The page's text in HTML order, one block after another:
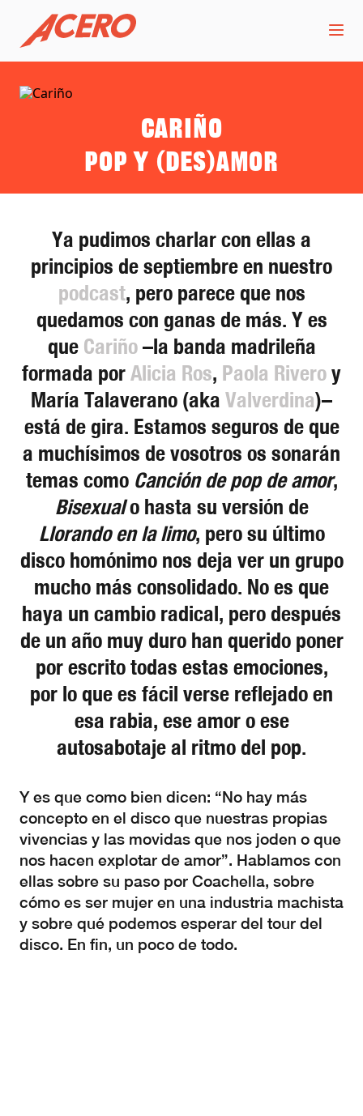
Cariño
Pop y (des)amor
Ya pudimos charlar con ellas a
principios de septiembre en nuestro
podcast, pero parece que nos
quedamos con ganas de más. Y es
que Cariño–la banda madrileña
formada porAlicia Ros, Paola Riveroy
María Talaverano (aka Valverdina)–
está de gira. Estamos seguros de que
a muchísimos de vosotros os sonarán
temas como Canción de pop de amor,
Bisexualo hasta su versión de
Llorando en la limo, pero su último
disco homónimo nos deja ver un grupo
mucho más consolidado. No es que
haya un cambio radical, pero después
de un año muy duro han querido poner
por escrito todas estas emociones,
por lo que es fácil verse reflejado en
esa rabia, ese amor o ese
autosabotaje al ritmo del pop.
Y es que como bien dicen: “No hay más
concepto en el disco que nuestras propias
vivencias y las movidas que nos joden o que
nos hacen explotar de amor”. Hablamos con
ellas sobre su paso por Coachella, sobre
cómo es ser mujer en una industria machista
y sobre qué podemos esperar del tour del
disco. En fin, un poco de todo.